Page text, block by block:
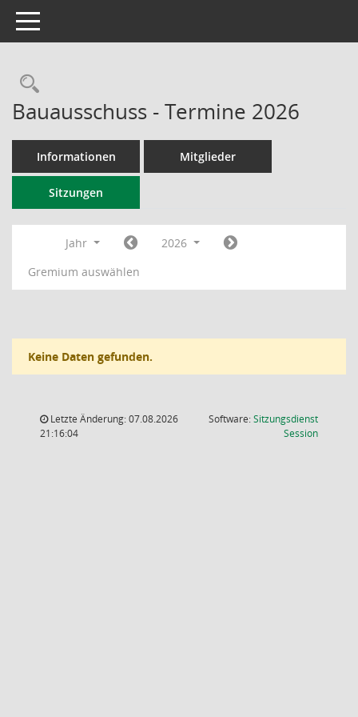
Toggle navigation
Rechercheauswahl
Bauausschuss - Termine 2026
Informationen Mitglieder
Sitzungen
Jahr
2026
Gremium auswählen
Keine Daten gefunden.
Letzte Änderung: 07.08.2026
21:16:04
Software:Sitzungsdienst
Session(Wird in